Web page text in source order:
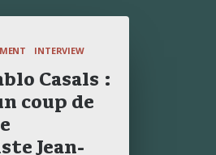
INTERVIEW
Casals :
coup de
Jean-